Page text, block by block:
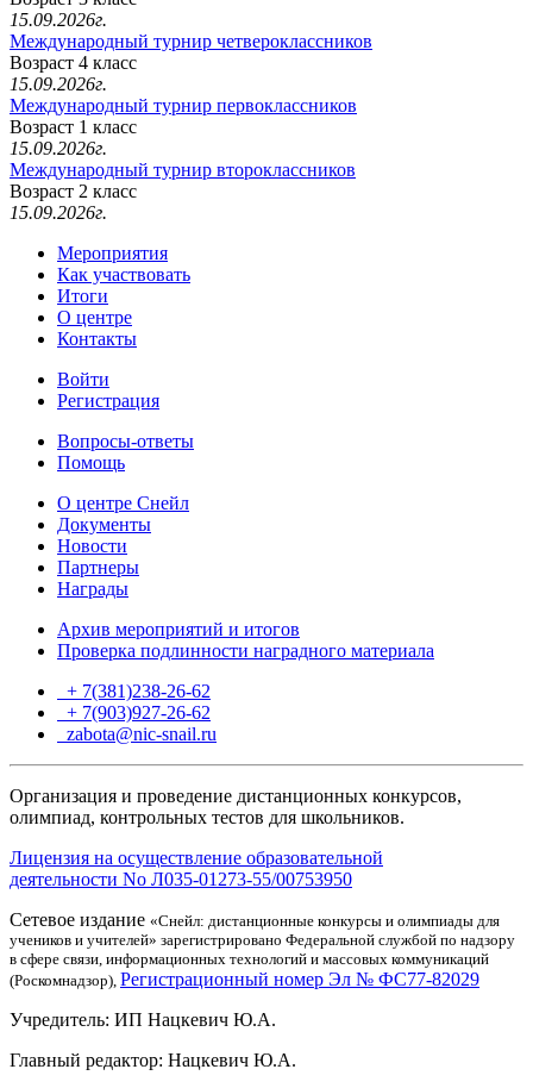
15.09.2026г.
Международный турнир четвероклассников
Возраст 4 класс
15.09.2026г.
Международный турнир первоклассников
Возраст 1 класс
15.09.2026г.
Международный турнир второклассников
Возраст 2 класс
15.09.2026г.
Мероприятия
Как участвовать
Итоги
О центре
Контакты
Войти
Регистрация
Вопросы-ответы
Помощь
О центре Снейл
Документы
Новости
Партнеры
Награды
Архив мероприятий и итогов
Проверка подлинности наградного материала
+ 7(381)238-26-62
+ 7(903)927-26-62
zabota@nic-snail.ru
Организация и проведение дистанционных конкурсов,
олимпиад, контрольных тестов для школьников.
Лицензия на осуществление образовательной
деятельности No Л035-01273-55/00753950
Сетевое издание «Снейл: дистанционные конкурсы и олимпиады для
учеников и учителей» зарегистрировано Федеральной службой по надзору
в сфере связи, информационных технологий и массовых коммуникаций
(Роскомнадзор), Регистрационный номер Эл № ФС77-82029
Учредитель: ИП Нацкевич Ю.А.
Главный редактор: Нацкевич Ю.А.